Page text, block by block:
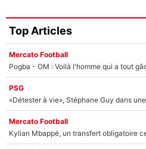
Top Articles
Mercato Football
Pogba - OM : Voilà l'homme qui a tout
PSG
«Détester à vie», Stéphane Guy dans
Mercato Football
Kylian Mbappé, un transfert obligatoire